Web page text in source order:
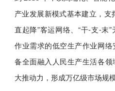
产业发展新模式基本建立，支
直起降”客运网络、“干-支-末
作业需求的低空生产作业网
备全面融入人民生产生活各
大推动力，形成万亿级市场规模